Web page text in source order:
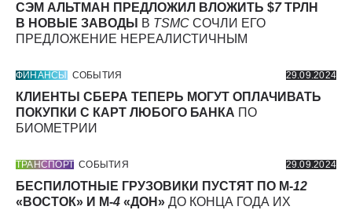
СЭМ АЛЬТМАН ПРЕДЛОЖИЛ ВЛОЖИТЬ $7ТРЛН
В НОВЫЕ ЗАВОДЫ
В TSMC СОЧЛИ ЕГО
ПРЕДЛОЖЕНИЕ НЕРЕАЛИСТИЧНЫМ
ФИНАНСЫ СОБЫТИЯ 29.09.2024
КЛИЕНТЫ СБЕРА ТЕПЕРЬ МОГУТ ОПЛАЧИВАТЬ
ПОКУПКИ С КАРТ ЛЮБОГО БАНКА ПО
БИОМЕТРИИ
ТРАНСПОРТ СОБЫТИЯ 29.09.2024
БЕСПИЛОТНЫЕ ГРУЗОВИКИ ПУСТЯТ ПО М-12
«ВОСТОК» И М-4 «ДОН» ДО КОНЦА ГОДА ИХ